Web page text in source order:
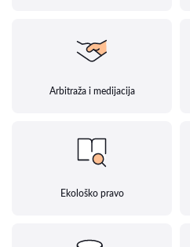
Arbitraža i medijacija
Ekološko pravo